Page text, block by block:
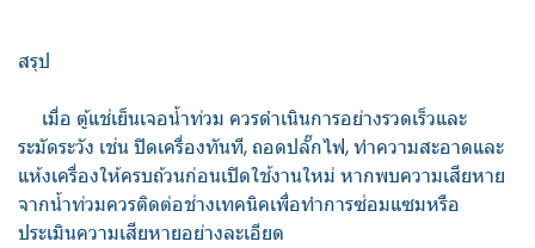
สรุป
เมื่อ ตู้แช่เย็นเจอน้ำท่วม ควรดำเนินการอย่างรวดเร็วและ
ระมัดระวัง เช่น ปิดเครื่องทันที, ถอดปลั๊กไฟ, ทำความสะอาดและ
แห้งเครื่องให้ครบถ้วนก่อนเปิดใช้งานใหม่ หากพบความเสียหาย
จากน้ำท่วมควรติดต่อช่างเทคนิคเพื่อทำการซ่อมแซมหรือ
ประเมินความเสียหายอย่างละเอียด